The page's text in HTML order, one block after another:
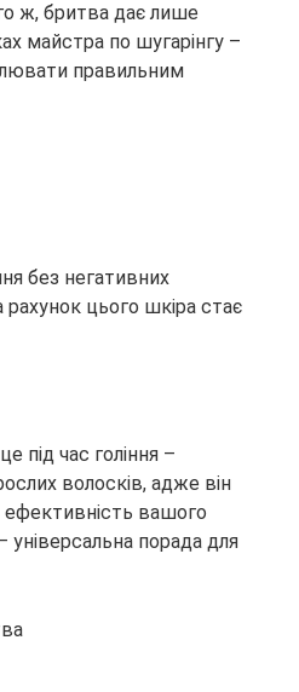
ж, бритва дає лише
майстра по шугарінгу –
правильним
без негативних
цього шкіра стає
під час гоління –
волосків, адже він
вашого
універсальна порада для